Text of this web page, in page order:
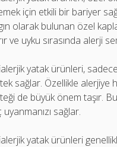
için etkili bir bariyer
olarak bulunan özel
ve uyku sırasında alerji
yatak ürünleri,
sağlar. Özellikle alerjiye
de büyük önem taşır.
uyanmanızı sağlar.
yatak ürünleri